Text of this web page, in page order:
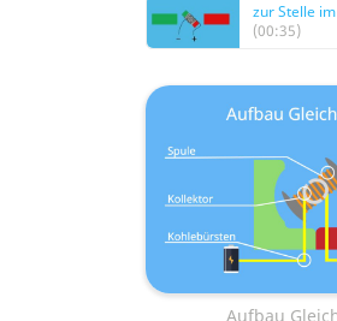
zur Stelle
(00:35)
Aufbau